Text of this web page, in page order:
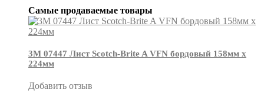
Самые продаваемые товары
3М 07447 Лист Scotch-Brite A VFN бордовый 158мм х
224мм
Добавить отзыв